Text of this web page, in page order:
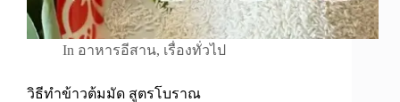
In อาหารอีสาน, เรื่องทั่วไป
วิธีทำข้าวต้มมัด สูตรโบราณ